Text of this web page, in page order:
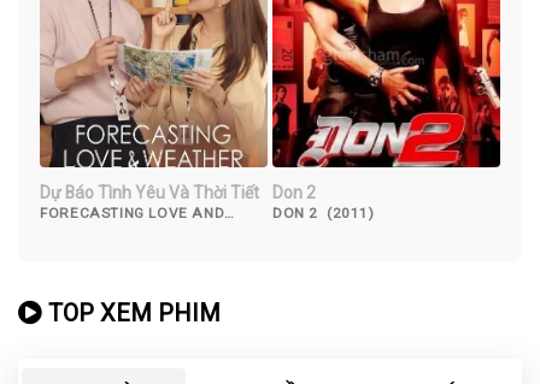
Dự Báo Tình Yêu Và Thời Tiết
FORECASTING LOVE AND
Don 2
DON 2 (2011)
TOP XEM PHIM